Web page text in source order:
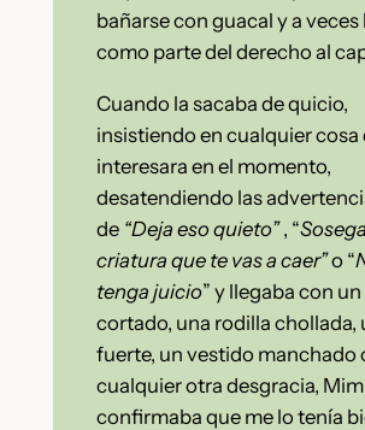
bañarse con guacal y a veces
como parte del derecho al
Cuando la sacaba de quicio,
insistiendo en cualquier cosa
interesara en el momento,
desatendiendo las
de “Deja eso quieto” , “
criatura que te vas a caer”o “
tenga juicio” y llegaba con
cortado, una rodilla chollada,
fuerte, un vestido manchado
cualquier otra desgracia,
confirmaba que me lo tenía